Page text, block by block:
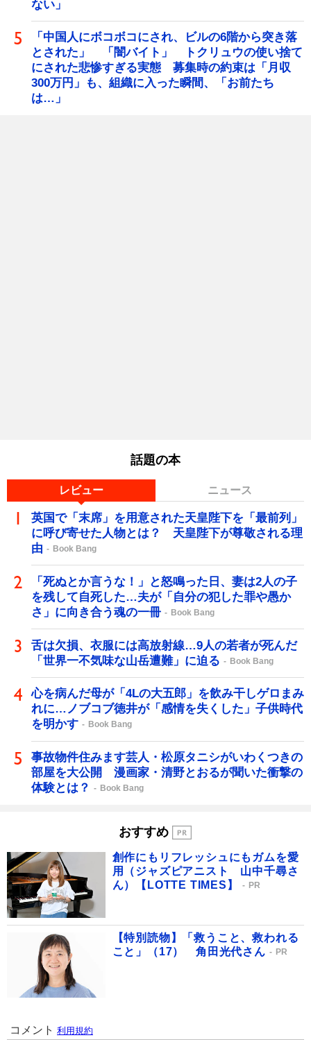
ない」
「中国人にボコボコにされ、ビルの6階から突き落
とされた」 「闇バイト」 トクリュウの使い捨て
にされた悲惨すぎる実態 募集時の約束は「月収
300万円」も、組織に入った瞬間、「お前たち
は…」
話題の本
レビュー ニュース
英国で「末席」を用意された天皇陛下を「最前列」
に呼び寄せた人物とは？ 天皇陛下が尊敬される理
由
Book Bang
「死ぬとか言うな！」と怒鳴った日、妻は2人の子
を残して自死した…夫が「自分の犯した罪や愚か
さ」に向き合う魂の一冊
Book Bang
舌は欠損、衣服には高放射線…9人の若者が死んだ
「世界一不気味な山岳遭難」に迫る
Book Bang
心を病んだ母が「4Lの大五郎」を飲み干しゲロまみ
れに…ノブコブ徳井が「感情を失くした」子供時代
を明かす
Book Bang
事故物件住みます芸人・松原タニシがいわくつきの
部屋を大公開 漫画家・清野とおるが聞いた衝撃の
体験とは？
Book Bang
おすすめ
創作にもリフレッシュにもガムを愛
用（ジャズピアニスト 山中千尋さ
ん）【LOTTE TIMES】
PR
【特別読物】「救うこと、救われる
こと」（17） 角田光代さん
PR